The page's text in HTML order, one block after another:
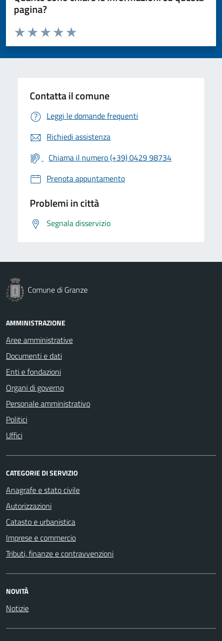
pagina?
Valuta da 1 a 5 stelle la pagina
Valuta 5 stelle su 5
Valuta 4 stelle su 5
Valuta 3 stelle su 5
Valuta 2 stelle su 5
Valuta 1 stelle su 5
Contatta il comune
Leggi le domande frequenti
Richiedi assistenza
Chiama il numero (+39) 0429 98734
Prenota appuntamento
Problemi in città
Segnala disservizio
Comune di Granze
AMMINISTRAZIONE
Aree amministrative
Documenti e dati
Enti e fondazioni
Organi di governo
Personale amministrativo
Politici
Uffici
CATEGORIE DI SERVIZIO
Anagrafe e stato civile
Autorizzazioni
Catasto e urbanistica
Imprese e commercio
Tributi, finanze e contravvenzioni
NOVITÀ
Notizie